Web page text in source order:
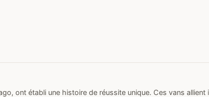
ont établi une histoire de réussite unique. Ces vans